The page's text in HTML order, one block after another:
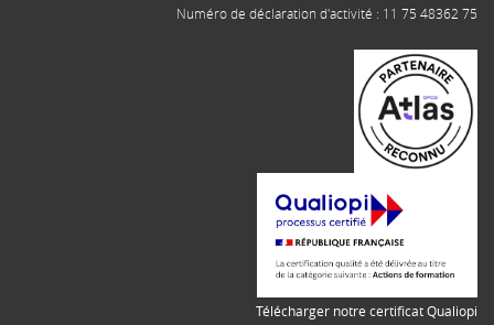
Numéro de déclaration d'activité : 11 75 48362 75
Télécharger notre certificat Qualiopi